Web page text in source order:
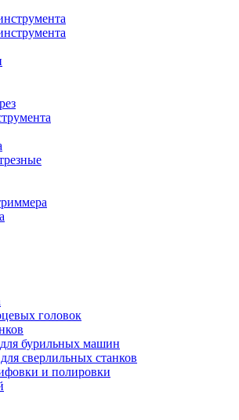
головок
бурильных машин
сверлильных станков
и полировки